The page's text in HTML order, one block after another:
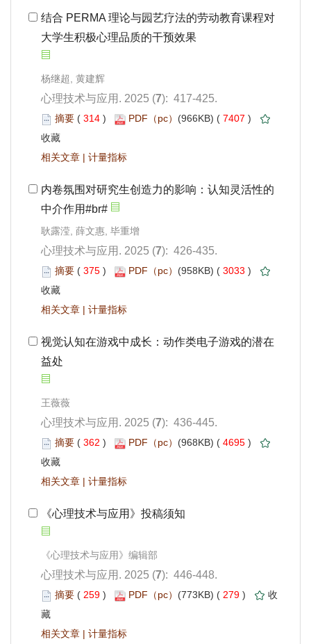
大学生积极心理品质的干预效果
): 417-425.
314 ) 7407 )
|
): 426-435.
375 ) 3033 )
|
益处
): 436-445.
362 ) 4695 )
|
《心理技术与应用》投稿须知
): 446-448.
259 ) 279 )
|